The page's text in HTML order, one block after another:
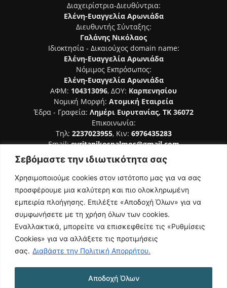
Σεβόμαστε την ιδιωτικότητα σας
Χρησιμοποιούμε cookies στον ιστότοπο μας για να σας
προσφέρουμε μια καλύτερη και πιο ολοκληρωμένη
εμπειρία πλοήγησης. Επιλέξτε «Αποδοχή Όλων» για να
συμφωνήσετε με τη χρήση όλων των cookies.
Εναλλακτικά, μπορείτε να επισκεφθείτε τις «Ρυθμίσεις
Cookies» για να αλλάξετε τις προτιμήσεις
σας. Διαβάστε την Πολιτική Απορρήτου.
Αποδοχή Όλων
Διαχειρίστρια-Διευθύντρια:
Ελένη-Ευαγγελία Αρωνιάδα
Διευθυντής Σύνταξης:
Γαλάνης Νικόλαος
Ιδιοκτησία - Δικαιούχος domain name:
Ελένη-Ευαγγελία Αρωνιάδα
Νόμιμος Εκπρόσωπος:
Ελένη-Ευαγγελία Αρωνιάδα
ΑΦΜ: 104313096, ΔΟΥ: Καρπενησίου
Νομική Μορφή: Ατομική Εταιρεία
Έδρα - Γραφεία: Λημέρι Ευρυτανίας, ΤΚ 36072
Επικοινωνία:
Τηλ: 2237023955, Κιν: 6976435283
Email:evritanikospalmos@gmail.com
ΑΚΟΛΟΥΘΗΣΕ ΜΑΣ
Όροι Χρήσης